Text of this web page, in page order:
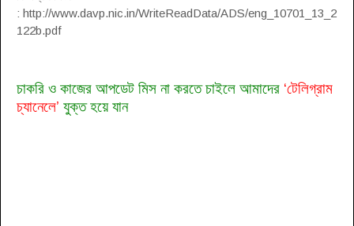
: http://www.davp.nic.in/WriteReadData/ADS/eng_10701_13_2
122b.pdf
চাকরি ও কাজের আপডেট মিস না করতে চাইলে আমাদের ‘টেলিগ্রাম
চ্যানেলে’ যুক্ত হয়ে যান